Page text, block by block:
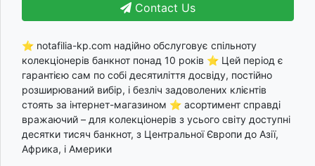
Contact Us
⭐ notafilia-kp.com надійно обслуговує спільноту
колекціонерів банкнот понад 10 років ⭐ Цей період є
гарантією сам по собі десятиліття досвіду, постійно
розширюваний вибір, і безліч задоволених клієнтів
стоять за інтернет-магазином ⭐ асортимент справді
вражаючий – для колекціонерів з усього світу доступні
десятки тисяч банкнот, з Центральної Європи до Азії,
Африка, і Америки